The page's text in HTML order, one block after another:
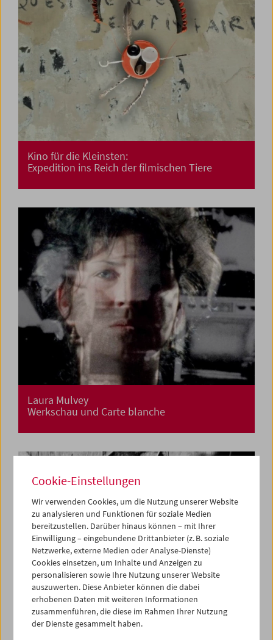
Kino für die Kleinsten:
Expedition ins Reich der filmischen Tiere
Laura Mulvey
Werkschau und Carte blanche
Cookie-Einstellungen
Wir verwenden Cookies, um die Nutzung unserer Website
zu analysieren und Funktionen für soziale Medien
bereitzustellen. Darüber hinaus können – mit Ihrer
Einwilligung – eingebundene Drittanbieter (z. B. soziale
Netzwerke, externe Medien oder Analyse-Dienste)
Cookies einsetzen, um Inhalte und Anzeigen zu
personalisieren sowie Ihre Nutzung unserer Website
auszuwerten. Diese Anbieter können die dabei
erhobenen Daten mit weiteren Informationen
zusammenführen, die diese im Rahmen Ihrer Nutzung
der Dienste gesammelt haben.